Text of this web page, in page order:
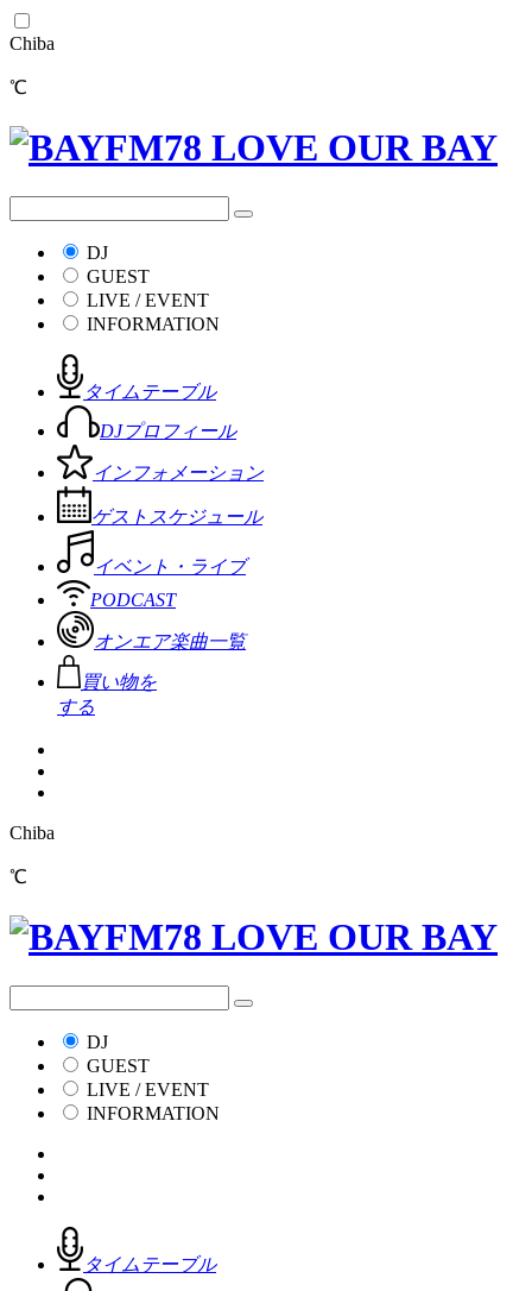
Chiba
℃
DJ
GUEST
LIVE / EVENT
INFORMATION
タイムテーブル
DJプロフィール
インフォメーション
ゲストスケジュール
イベント・ライブ
PODCAST
オンエア楽曲一覧
買い物を
する
Chiba
℃
DJ
GUEST
LIVE / EVENT
INFORMATION
タイムテーブル